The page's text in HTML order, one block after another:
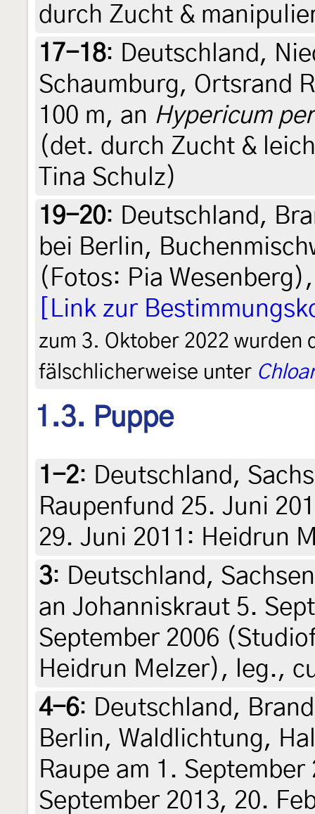
durch Zucht &
17-18: Deutschland,
Schaumburg, Ortsrand
100 m, an Hypericum
(det. durch Zucht &
Tina Schulz)
19-20: Deutschland,
bei Berlin,
(Fotos: Pia
[Link zur
zum 3. Oktober 2022 wurden
fälschlicherweise unter
1.3. Puppe
1-2: Deutschland,
Raupenfund 25. Juni
29. Juni 2011: Heidrun
3: Deutschland,
an Johanniskraut 5.
September 2006
Heidrun Melzer), leg.,
4-6: Deutschland,
Berlin, Waldlichtung,
Raupe am 1.
September 2013, 20.